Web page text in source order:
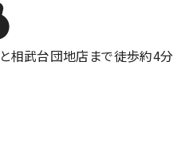
相武台団地店まで徒歩約4分